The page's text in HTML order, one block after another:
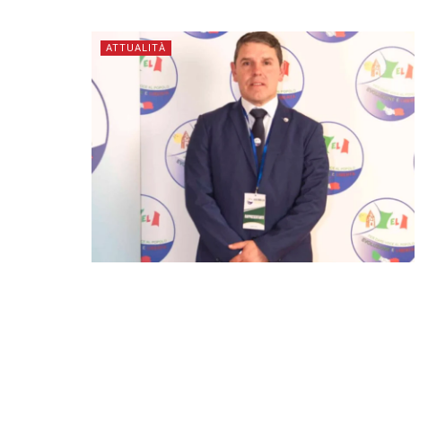
ATTUALITÀ